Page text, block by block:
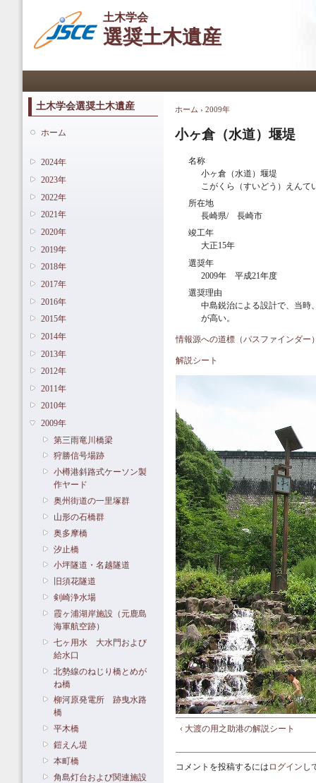
土木学会
選奨土木遺産
土木学会選奨土木遺産
ホーム
2024年
2023年
2022年
2021年
2020年
2019年
2018年
2017年
2016年
2015年
2014年
2013年
2012年
2011年
2010年
2009年
第三雨竜川橋梁
狩勝信号場跡
小樽港斜路式ケーソン製
作ヤード
奥州街道の一里塚群
山形の石橋群
奥多摩橋
汐止橋
小坪隧道・名越隧道
旧須花隧道
剣崎浄水場
霞ヶ浦湖岸施設（元鹿島
海軍航空跡）
七ヶ用水 大水門および
給水口
北勢線のねじり橋とめが
ね橋
柳河原発電所 跡曳水路
橋
平木橋
鎧えん堤
本町橋
角島灯台および関連施設
現在地
ホーム › 2009年
小ヶ倉（水道）堰堤
名称
小ヶ倉（水道）堰堤
こがくら（すいどう）えんて
所在地
長崎県/ 長崎市
竣工年
大正15年
選奨年
2009年 平成21年度
選奨理由
中島鋭治による設計で、当時
が高い。
情報源への道標（パスファインダー
解説シート
‹ 大渡の用之助港の解説シート
コメントを投稿するには ログイン し